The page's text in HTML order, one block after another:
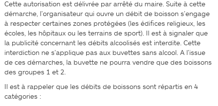
Cette autorisation est délivrée par arrêté du maire. Suite à cette
démarche, l’organisateur qui ouvre un débit de boisson s’engage
à respecter certaines zones protégées (les édifices religieux, les
écoles, les hôpitaux ou les terrains de sport). Il est à signaler que
la publicité concernant les débits alcoolisés est interdite. Cette
interdiction ne s’applique pas aux buvettes sans alcool. A l’issue
de ces démarches, la buvette ne pourra vendre que des boissons
des groupes 1 et 2.
Il est à rappeler que les débits de boissons sont répartis en 4
catégories :